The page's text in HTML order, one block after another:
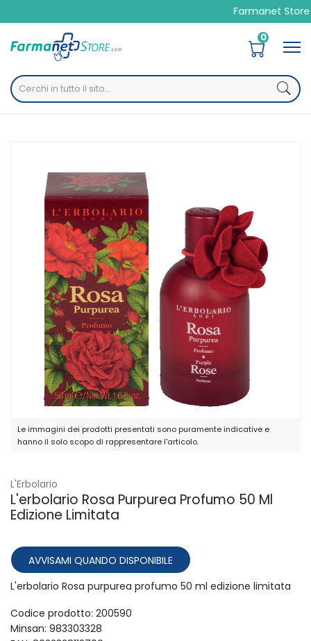
Farmanet Store è la tua
0
Le immagini dei prodotti presentati sono puramente indicative e
hanno il solo scopo di rappresentare l'articolo.
L'Erbolario
L'erbolario Rosa Purpurea Profumo 50 Ml
Edizione Limitata
AVVISAMI QUANDO DISPONIBILE
L'erbolario Rosa purpurea profumo 50 ml edizione limitata
Codice prodotto: 200590
Minsan: 983303328